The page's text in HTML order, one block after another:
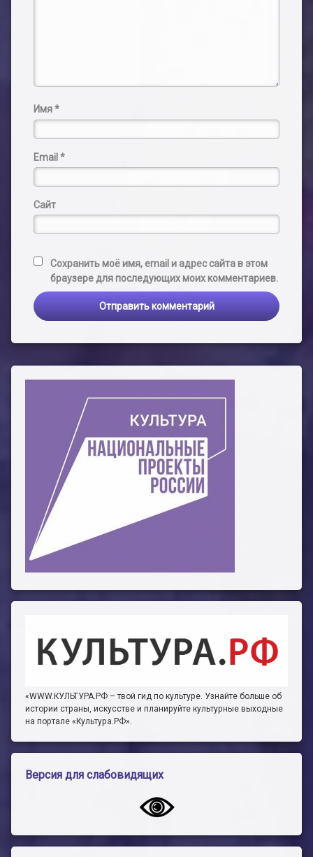
Имя*
Email *
Сайт
Сохранить моё имя, email и адрес сайта в этом
браузере для последующих моих комментариев.
«WWW.КУЛЬТУРА.РФ – твой гид по культуре. Узнайте больше об
истории страны, искусстве и планируйте культурные выходные
на портале «Культура.РФ».
Версия для слабовидящих